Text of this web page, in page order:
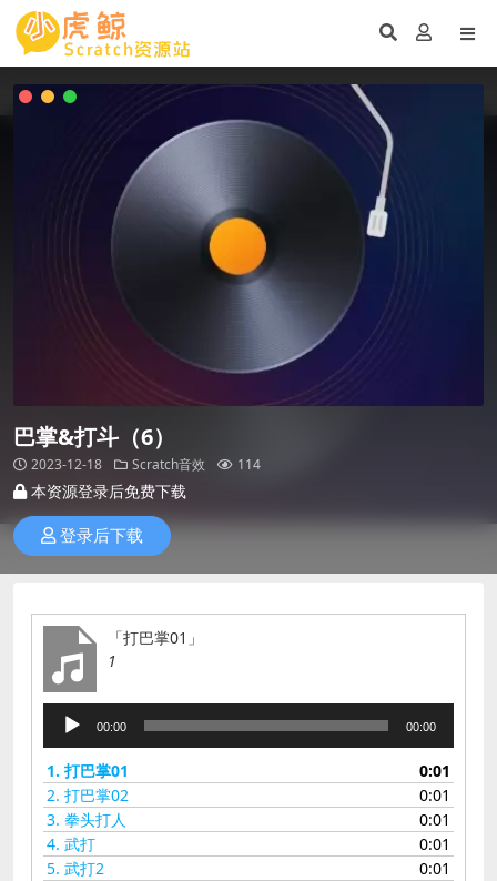
巴掌&打斗（6）
2023-12-18 Scratch音效 114
本资源登录后免费下载
登录后下载
「打巴掌01」
1
播
放
器
00:00 00:00
1. 打巴掌01
0:01
2. 打巴掌02
0:01
3. 拳头打人
0:01
4. 武打
0:01
5. 武打2
0:01